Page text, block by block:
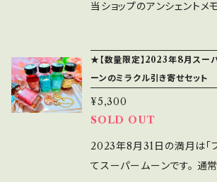
↑茶柱的に縁起が良いから
作能力、自信、勇気、恐れな
切、献身的、情熱家、強い守
分にも）、自己表現、温かい心
か。 ライオンズゲートは8月8日にピークをむか
え 8月12日に閉じていきます。 ポジティブなエ
ルギーが降り注ぐこの期間
いきり描いていこう！ ■New Earth～奇跡の惑
星ブレンド～ 地球が平和と愛、豊かさの惑星で
あるために 私たちは愛を聖
実現するように 祈りを込めて作成させていただ
が持つエネルギーと私がメ
するんです。 身体があっつくなるくらい。 だから、
お手元に届いたブレンドメモ
んな波動を出していくのか？ それがすごく楽し
みです。 ・1CCハート型ガラスボトル(ブルー)・ゴ
ールドキャップ、バタフライの
当ショップのアンシェントメ
感】 このオイルは直観力と
するために作りました。みな
明るい香りとなりゼラニウム
ネルギーとして第三の目に
の後ろのエネルギー・センタ
古代の守りの石、キリガイダ
★【数量限定】2023年8月スー
ーンのミラクル引き寄せセット
¥5,300
SOLD OUT
2023年8月31日の満月は「
てスーパームーンです。 通常、満月はひと月に1